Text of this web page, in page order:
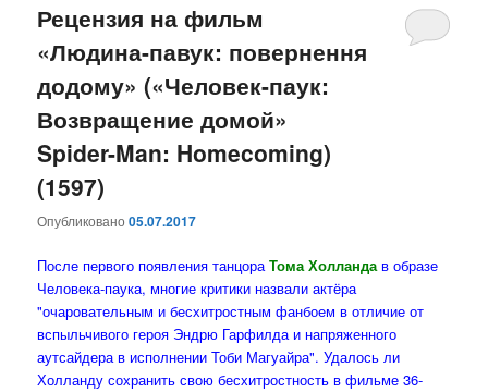
основному
содержимому
дополнительному
содержимому
Рецензия на фильм
«Людина-павук: повернення
додому» («Человек-паук:
Возвращение домой»
Spider-Man: Homecoming)
(1597)
Опубликовано05.07.2017
После первого появления танцораТома Холланда в образе
Человека-паука, многие критики назвали актёра
"очаровательным и бесхитростным фанбоем в отличие от
вспыльчивого героя Эндрю Гарфилда и напряженного
аутсайдера в исполнении Тоби Магуайра". Удалось ли
Холланду сохранить свою бесхитростность в фильме 36-